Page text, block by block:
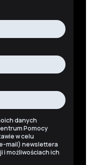
danych
Pomocy
w celu
mail) newslettera
i możliwościach ich